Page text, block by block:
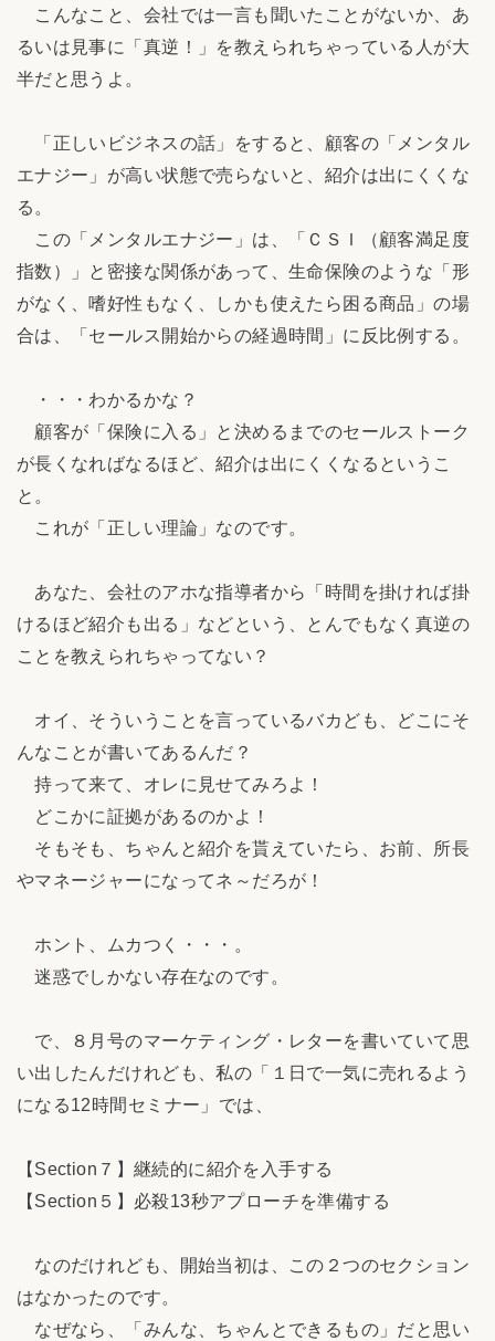
こんなこと、会社では一言も聞いたことがないか、あ
るいは見事に「真逆！」を教えられちゃっている人が大
半だと思うよ。
「正しいビジネスの話」をすると、顧客の「メンタル
エナジー」が高い状態で売らないと、紹介は出にくくな
る。
この「メンタルエナジー」は、「ＣＳＩ（顧客満足度
指数）」と密接な関係があって、生命保険のような「形
がなく、嗜好性もなく、しかも使えたら困る商品」の場
合は、「セールス開始からの経過時間」に反比例する。
・・・わかるかな？
顧客が「保険に入る」と決めるまでのセールストーク
が長くなればなるほど、紹介は出にくくなるというこ
と。
これが「正しい理論」なのです。
あなた、会社のアホな指導者から「時間を掛ければ掛
けるほど紹介も出る」などという、とんでもなく真逆の
ことを教えられちゃってない？
オイ、そういうことを言っているバカども、どこにそ
んなことが書いてあるんだ？
持って来て、オレに見せてみろよ！
どこかに証拠があるのかよ！
そもそも、ちゃんと紹介を貰えていたら、お前、所長
やマネージャーになってネ～だろが！
ホント、ムカつく・・・。
迷惑でしかない存在なのです。
で、８月号のマーケティング・レターを書いていて思
い出したんだけれども、私の「１日で一気に売れるよう
になる12時間セミナー」では、
【Section７】継続的に紹介を入手する
【Section５】必殺13秒アプローチを準備する
なのだけれども、開始当初は、この２つのセクション
はなかったのです。
なぜなら、「みんな、ちゃんとできるもの」だと思い